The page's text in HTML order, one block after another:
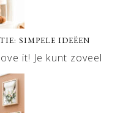
SIMPELE IDEËEN
it! Je kunt zoveel